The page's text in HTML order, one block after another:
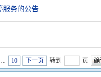
服务的公告
... 10 下一页 转到 页